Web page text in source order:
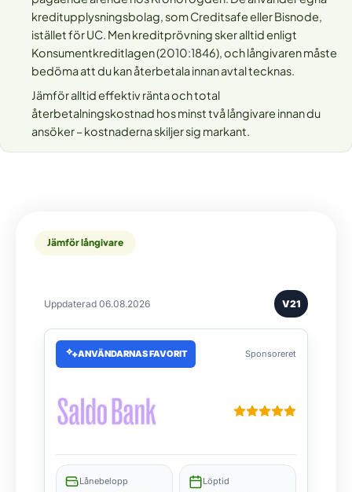
kreditupplysningsbolag, som Creditsafe eller Bisnode,
istället för UC. Men kreditprövning sker alltid enligt
Konsumentkreditlagen (2010:1846), och långivaren måste
bedöma att du kan återbetala innan avtal tecknas.
Jämför alltid effektiv ränta och total
återbetalningskostnad hos minst två långivare innan du
ansöker – kostnaderna skiljer sig markant.
Jämför långivare
Uppdaterad 06.08.2026 V21
ANVÄNDARNAS FAVORIT Sponsoreret
Lånebelopp Löptid